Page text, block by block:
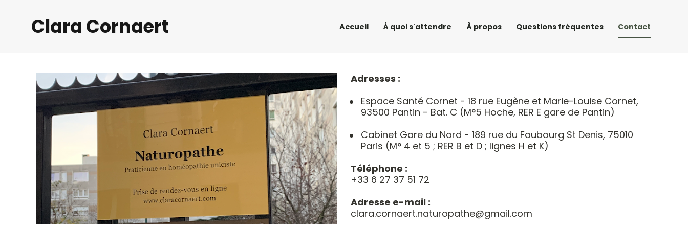
Clara Cornaert Accueil À quoi s'attendre À propos Questions fréquentes Contact
Adresses :
Espace Santé Cornet - 18 rue Eugène et Marie-Louise Cornet,
93500 Pantin - Bat. C (M°5 Hoche, RER E gare de Pantin)
Cabinet Gare du Nord - 189 rue du Faubourg St Denis, 75010
Paris (M° 4 et 5 ; RER B et D ; lignes H et K)
Téléphone :
+33 6 27 37 51 72
Adresse e-mail :
clara.cornaert.naturopathe@gmail.com